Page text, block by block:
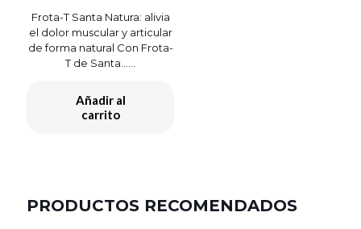
Frota-T Santa Natura: alivia
el dolor muscular y articular
de forma natural Con Frota-
T de Santa…...
Añadir al
carrito
PRODUCTOS RECOMENDADOS